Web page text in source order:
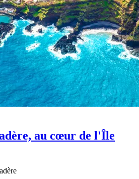
au cœur de l'Île